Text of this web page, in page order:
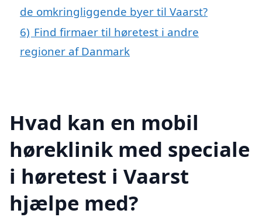
de omkringliggende byer til Vaarst?
6) Find firmaer til høretest i andre
regioner af Danmark
Hvad kan en mobil
høreklinik med speciale
i høretest i Vaarst
hjælpe med?